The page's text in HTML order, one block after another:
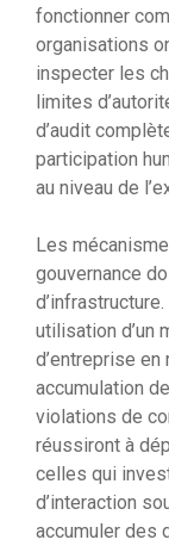
fonctionner
organisations
inspecter les
limites
d’audit
participation
au niveau de
Les
gouvernance
utilisation d’un
d’entreprise en
accumulation
violations de
réussiront à
celles qui
d’interaction
accumuler des